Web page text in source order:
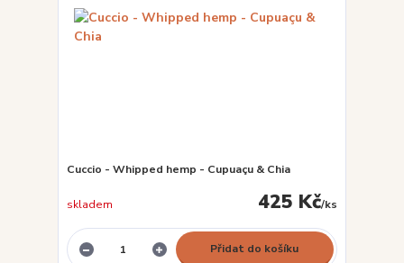
Cuccio - Whipped hemp - Cupuaçu & Chia
425 Kč/ks
skladem
Přidat do košíku